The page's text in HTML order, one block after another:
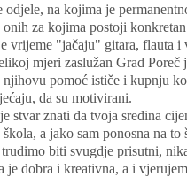
odjele, na kojima je
onih za kojima postoji
vrijeme "jačaju" gitara, flauta i
mjeri zaslužan Grad
njihovu pomoć ističe i kupnju
da su motivirani.
stvar znati da tvoja sredina
škola, a jako sam ponosna na
trudimo biti svugdje prisutni,
je dobra i kreativna, a i